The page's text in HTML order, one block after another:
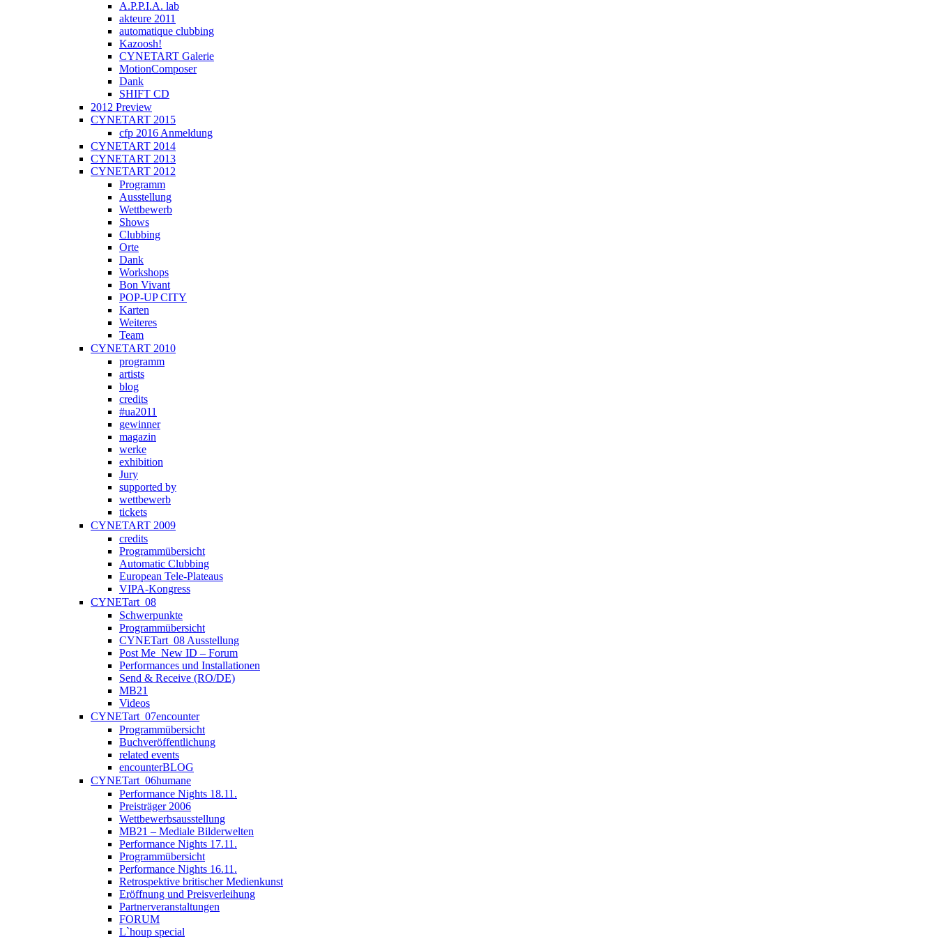
A.P.P.I.A. lab
akteure 2011
automatique clubbing
Kazoosh!
CYNETART Galerie
MotionComposer
Dank
SHIFT CD
2012 Preview
CYNETART 2015
cfp 2016 Anmeldung
CYNETART 2014
CYNETART 2013
CYNETART 2012
Programm
Ausstellung
Wettbewerb
Shows
Clubbing
Orte
Dank
Workshops
Bon Vivant
POP-UP CITY
Karten
Weiteres
Team
CYNETART 2010
programm
artists
blog
credits
#ua2011
gewinner
magazin
werke
exhibition
Jury
supported by
wettbewerb
tickets
CYNETART 2009
credits
Programmübersicht
Automatic Clubbing
European Tele-Plateaus
VIPA-Kongress
CYNETart_08
Schwerpunkte
Programmübersicht
CYNETart_08 Ausstellung
Post Me_New ID – Forum
Performances und Installationen
Send & Receive (RO/DE)
MB21
Videos
CYNETart_07encounter
Programmübersicht
Buchveröffentlichung
related events
encounterBLOG
CYNETart_06humane
Performance Nights 18.11.
Preisträger 2006
Wettbewerbsausstellung
MB21 – Mediale Bilderwelten
Performance Nights 17.11.
Programmübersicht
Performance Nights 16.11.
Retrospektive britischer Medienkunst
Eröffnung und Preisverleihung
Partnerveranstaltungen
FORUM
L`houp special